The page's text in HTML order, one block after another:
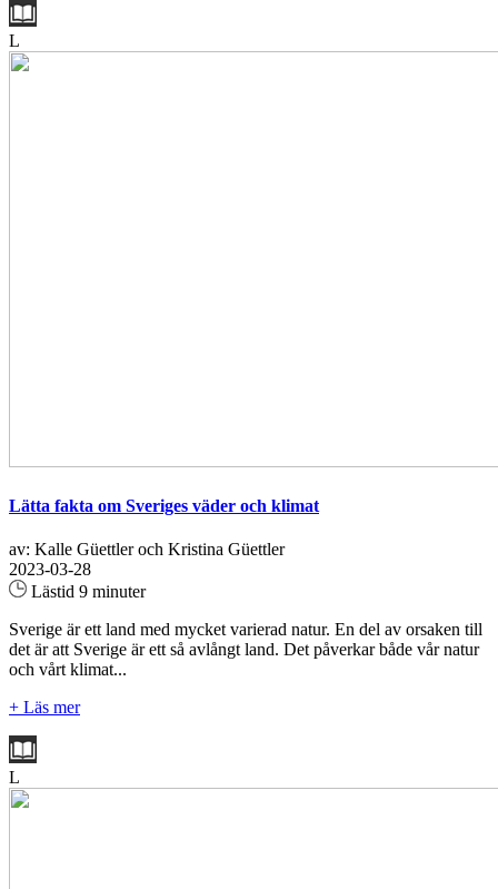
L
Lätta fakta om Sveriges väder och klimat
av: Kalle Güettler och Kristina Güettler
2023-03-28
Lästid 9 minuter
Sverige är ett land med mycket varierad natur. En del av orsaken till
det är att Sverige är ett så avlångt land. Det påverkar både vår natur
och vårt klimat...
+ Läs mer
L